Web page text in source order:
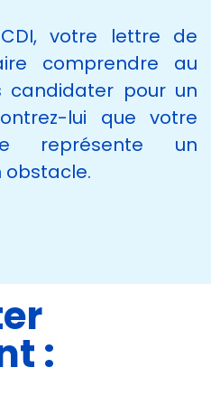
votre lettre de
comprendre au
candidater pour un
lui que votre
représente un
obstacle.
: